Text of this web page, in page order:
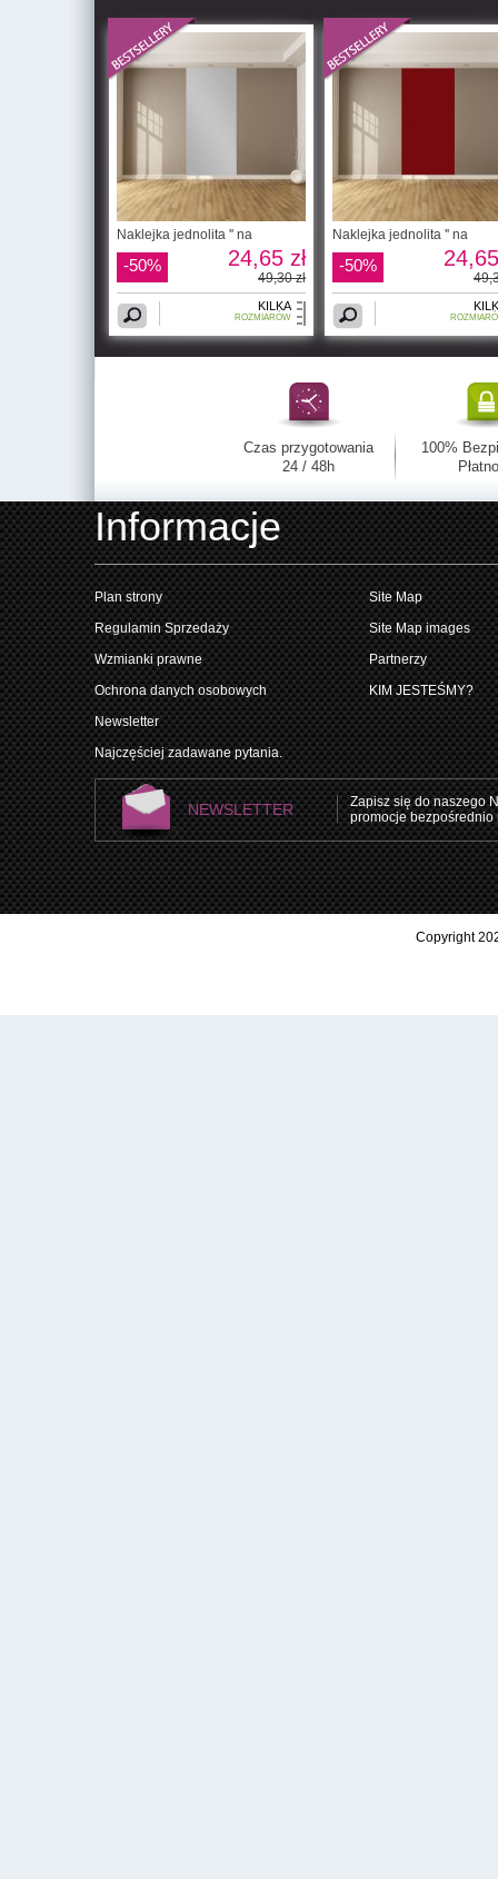
Naklejka jednolita '' na
-50% 24,65 zł
49,30 zł
KILKA
ROZMIARÓW
Naklejka jednolita '' na
-50%
Czas przygotowania
24 / 48h
100%
Informacje
Plan strony
Regulamin Sprzedaży
Wzmianki prawne
Ochrona danych osobowych
Newsletter
Najczęściej zadawane pytania.
Site Map
Site Map images
Partnerzy
KIM JESTEŚMY?
NEWSLETTER
Zapisz się do naszego
promocje bezpośrednio
Copyright